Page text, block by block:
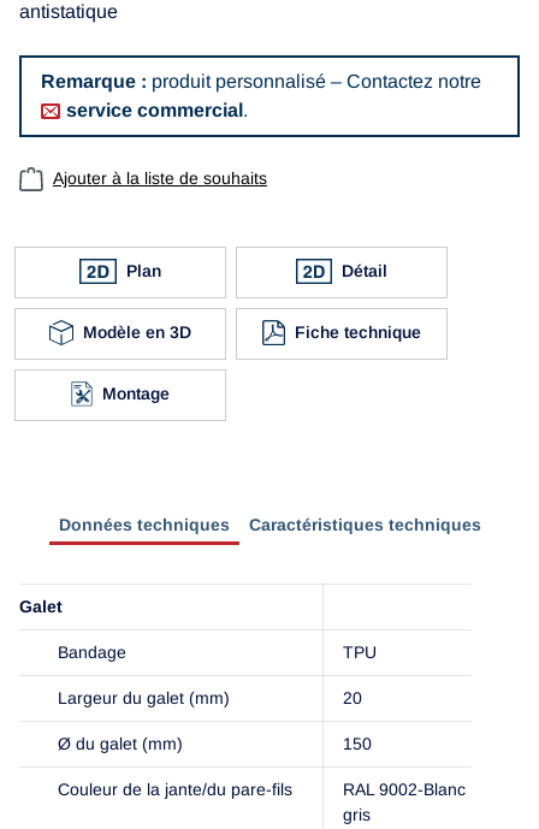
antistatique
Remarque : produit personnalisé – Contactez notre
service commercial.
Ajouter à la liste de souhaits
Plan Détail
Modèle en 3D Fiche technique
Montage
Données techniques Caractéristiques techniques
Galet
Bandage TPU
Largeur du galet (mm) 20
Ø du galet (mm) 150
Couleur de la jante/du pare-fils
RAL 9002-Blanc
gris